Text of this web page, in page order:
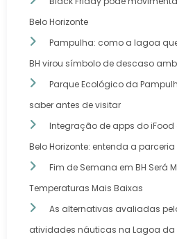
Belo Horizonte
Pampulha: como a lagoa
BH virou símbolo de descaso
Parque Ecológico da
saber antes de visitar
Integração de apps do
Belo Horizonte: entenda a parceria
Fim de Semana em BH Será
Temperaturas Mais Baixas
As alternativas avaliadas
atividades náuticas na Lagoa da